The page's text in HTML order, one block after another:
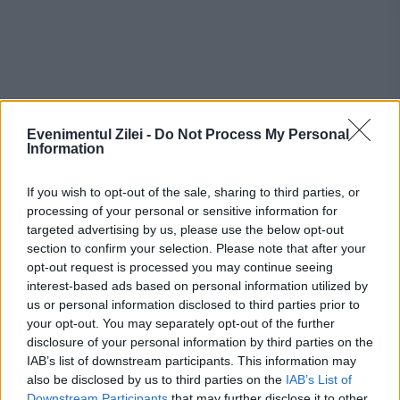
Evenimentul Zilei - Do Not Process My Personal
Information
If you wish to opt-out of the sale, sharing to third parties, or
processing of your personal or sensitive information for
targeted advertising by us, please use the below opt-out
section to confirm your selection. Please note that after your
opt-out request is processed you may continue seeing
interest-based ads based on personal information utilized by
us or personal information disclosed to third parties prior to
your opt-out. You may separately opt-out of the further
disclosure of your personal information by third parties on the
IAB’s list of downstream participants. This information may
also be disclosed by us to third parties on the IAB’s List of
Recomandările noastre
INTERNATIONAL